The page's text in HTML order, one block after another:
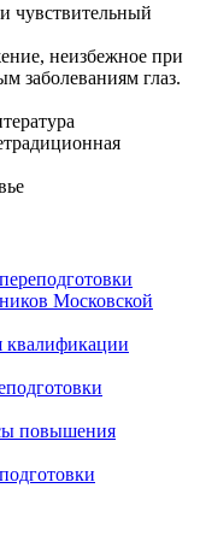
чувствительный
неизбежное при
заболеваниям глаз.
Московской
квалификации
повышения